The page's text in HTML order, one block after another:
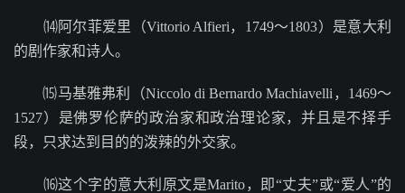
⒁阿尔菲爱里（Vittorio Alfieri，1749～1803）是意大利
的剧作家和诗人。
⒂马基雅弗利（Niccolo di Bernardo Machiavelli，1469～
1527）是佛罗伦萨的政治家和政治理论家，并且是不择手
段，只求达到目的的泼辣的外交家。
⒃这个字的意大利原文是Marito，即“丈夫”或“爱人”的